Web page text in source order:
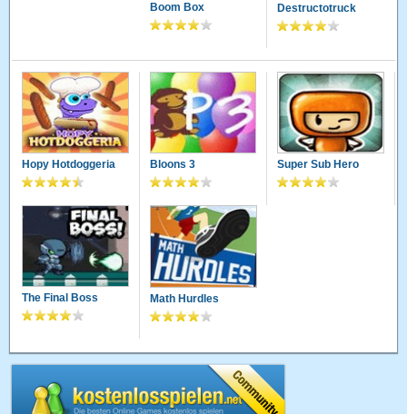
Boom Box Destructotruck
Hopy Hotdoggeria Bloons 3 Super Sub Hero
The Final Boss Math Hurdles